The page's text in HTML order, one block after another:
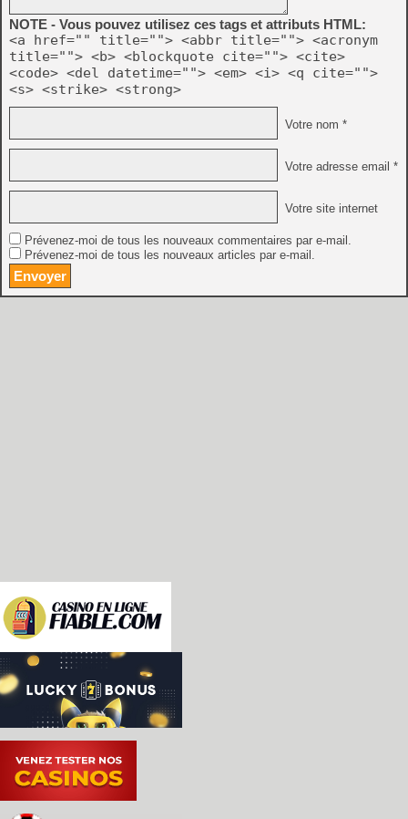
NOTE - Vous pouvez utilisez ces tags et attributs HTML:
<a href="" title=""> <abbr title=""> <acronym
title=""> <b> <blockquote cite=""> <cite>
<code> <del datetime=""> <em> <i> <q cite="">
<s> <strike> <strong>
Votre nom *
Votre adresse email *
Votre site internet
Prévenez-moi de tous les nouveaux commentaires par e-mail.
Prévenez-moi de tous les nouveaux articles par e-mail.